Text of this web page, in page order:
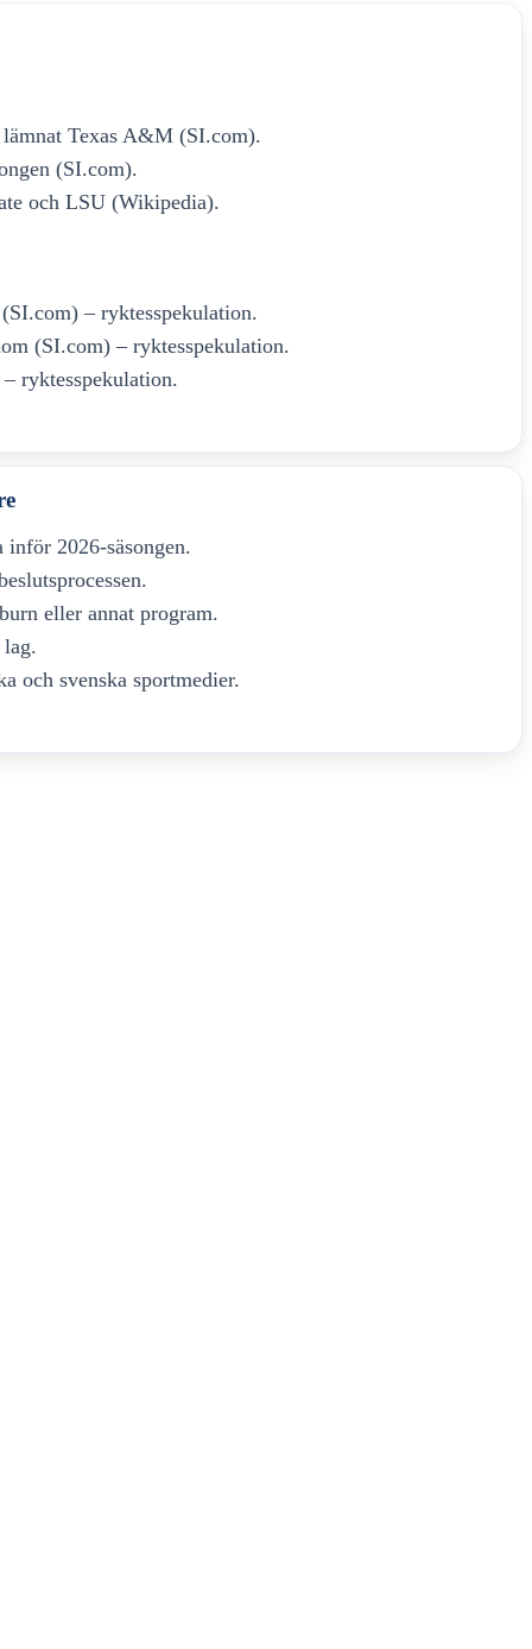
Texas A&M (SI.com).
(SI.com).
och LSU (Wikipedia).
– ryktesspekulation.
(SI.com) – ryktesspekulation.
ryktesspekulation.
2026-säsongen.
eller annat program.
och svenska sportmedier.